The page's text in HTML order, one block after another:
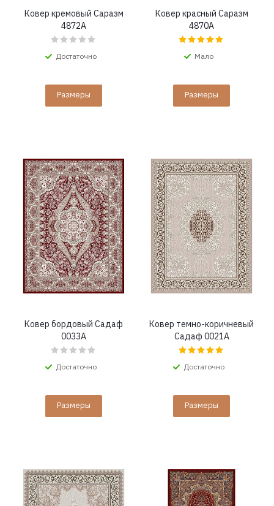
Ковер кремовый Саразм
4872A
Достаточно
Размеры
Ковер красный Саразм
4870A
Мало
Размеры
Ковер бордовый Садаф
0033A
Достаточно
Размеры
Ковер темно-коричневый
Садаф 0021A
Достаточно
Размеры